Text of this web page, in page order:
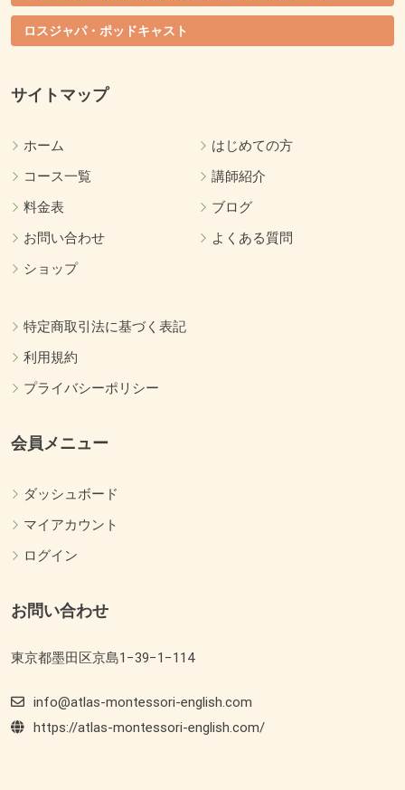
ロスジャパ・ポッドキャスト
サイトマップ
ホーム
はじめての方
コース一覧
講師紹介
料金表
ブログ
お問い合わせ
よくある質問
ショップ
特定商取引法に基づく表記
利用規約
プライバシーポリシー
会員メニュー
ダッシュボード
マイアカウント
ログイン
お問い合わせ
東京都墨田区京島1−39−1−114
info@atlas-montessori-english.com
https://atlas-montessori-english.com/